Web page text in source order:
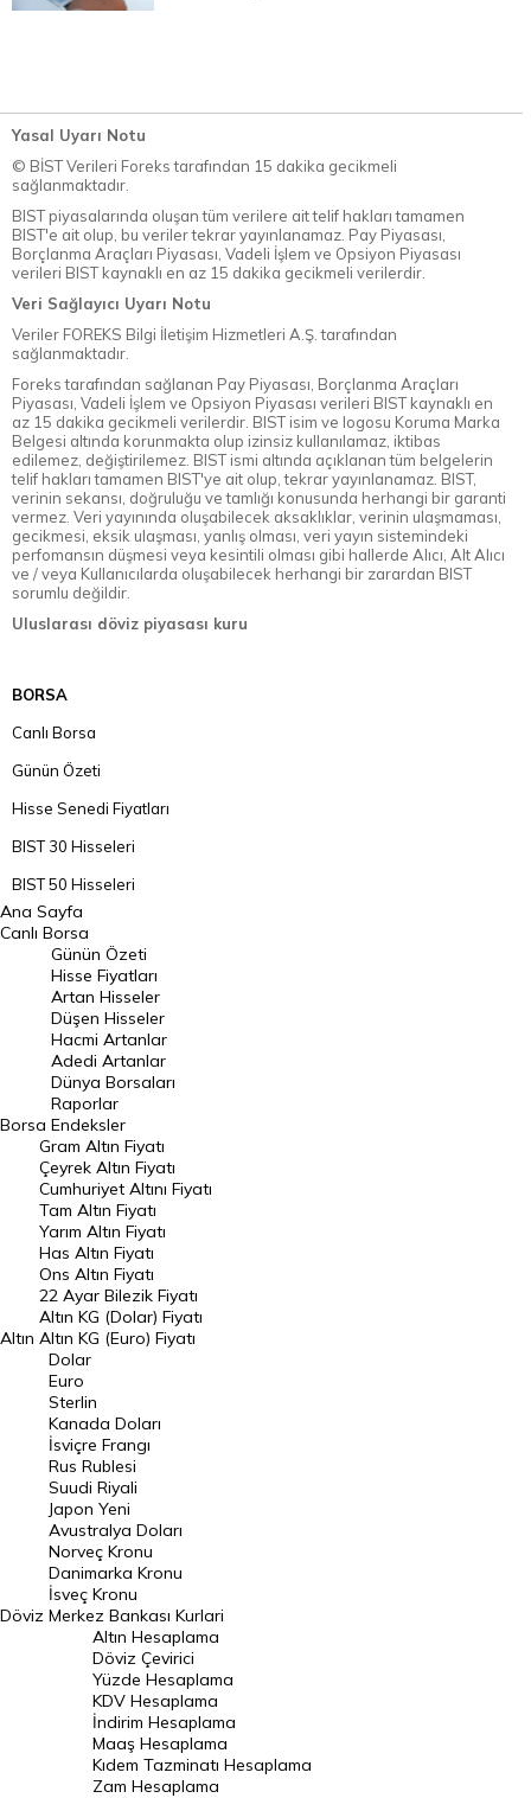
Yasal Uyarı Notu
© BİST Verileri Foreks tarafından 15 dakika gecikmeli
sağlanmaktadır.
BIST piyasalarında oluşan tüm verilere ait telif hakları tamamen
BIST'e ait olup, bu veriler tekrar yayınlanamaz. Pay Piyasası,
Borçlanma Araçları Piyasası, Vadeli İşlem ve Opsiyon Piyasası
verileri BIST kaynaklı en az 15 dakika gecikmeli verilerdir.
Veri Sağlayıcı Uyarı Notu
Veriler FOREKS Bilgi İletişim Hizmetleri A.Ş. tarafından
sağlanmaktadır.
Foreks tarafından sağlanan Pay Piyasası, Borçlanma Araçları
Piyasası, Vadeli İşlem ve Opsiyon Piyasası verileri BIST kaynaklı en
az 15 dakika gecikmeli verilerdir. BIST isim ve logosu Koruma Marka
Belgesi altında korunmakta olup izinsiz kullanılamaz, iktibas
edilemez, değiştirilemez. BIST ismi altında açıklanan tüm belgelerin
telif hakları tamamen BIST'ye ait olup, tekrar yayınlanamaz. BIST,
verinin sekansı, doğruluğu ve tamlığı konusunda herhangi bir garanti
vermez. Veri yayınında oluşabilecek aksaklıklar, verinin ulaşmaması,
gecikmesi, eksik ulaşması, yanlış olması, veri yayın sistemindeki
perfomansın düşmesi veya kesintili olması gibi hallerde Alıcı, Alt Alıcı
ve / veya Kullanıcılarda oluşabilecek herhangi bir zarardan BIST
sorumlu değildir.
Uluslarası döviz piyasası kuru
BORSA
Canlı Borsa
Günün Özeti
Hisse Senedi Fiyatları
BIST 30 Hisseleri
BIST 50 Hisseleri
BIST 100 Hisseleri
En Çok Artan Hisseler
En Çok Düşen Hisseler
Hacmi Artanlar
Geçmiş Kapanışlar
Dünya Borsaları
Raporlar
Endeksler
DÖVİZ
Döviz Kuru
Dolar Kuru
Euro Kuru
Pound Kuru
Frank Kuru
Riyal Kuru
Avustralya Doları
Danimarka Kronu Kuru
Kanada Doları Kuru
Norveç Kronu Kuru
İsveç Kronu Kuru
Japon Yeni Kuru
Serbest Piyasa Döviz Kurları
Merkez Bankası Döviz Kurları
Ana Sayfa
Canlı Borsa
Borsa
Günün Özeti
Hisse Fiyatları
Artan Hisseler
Düşen Hisseler
Hacmi Artanlar
Adedi Artanlar
Dünya Borsaları
Raporlar
Endeksler
Altın
Gram Altın Fiyatı
Çeyrek Altın Fiyatı
Cumhuriyet Altını Fiyatı
Tam Altın Fiyatı
Yarım Altın Fiyatı
Has Altın Fiyatı
Ons Altın Fiyatı
22 Ayar Bilezik Fiyatı
Altın KG (Dolar) Fiyatı
Altın KG (Euro) Fiyatı
Döviz
Dolar
Euro
Sterlin
Kanada Doları
İsviçre Frangı
Rus Rublesi
Suudi Riyali
Japon Yeni
Avustralya Doları
Norveç Kronu
Danimarka Kronu
İsveç Kronu
Merkez Bankası Kurlari
Altın Hesaplama
Döviz Çevirici
Yüzde Hesaplama
KDV Hesaplama
İndirim Hesaplama
Maaş Hesaplama
Kıdem Tazminatı Hesaplama
Zam Hesaplama